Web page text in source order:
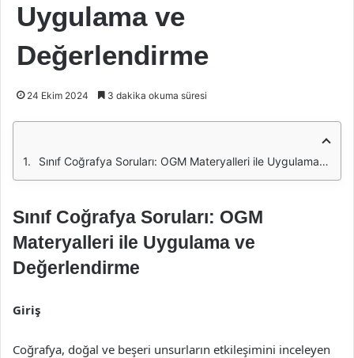
Uygulama ve
Değerlendirme
24 Ekim 2024 3 dakika okuma süresi
Sınıf Coğrafya Soruları: OGM Materyalleri ile Uygulama ve Değerlendirme
Sınıf Coğrafya Soruları: OGM
Materyalleri ile Uygulama ve
Değerlendirme
Giriş
Coğrafya, doğal ve beşeri unsurların etkileşimini inceleyen